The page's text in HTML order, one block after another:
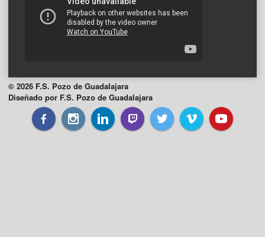
© 2026 F.S. Pozo de Guadalajara
Diseñado por F.S. Pozo de Guadalajara